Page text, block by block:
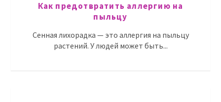
Как предотвратить аллергию на
пыльцу
Сенная лихорадка — это аллергия на пыльцу
растений. У людей может быть...